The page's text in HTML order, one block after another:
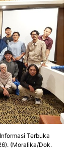
Terbuka
(Moralika/Dok.